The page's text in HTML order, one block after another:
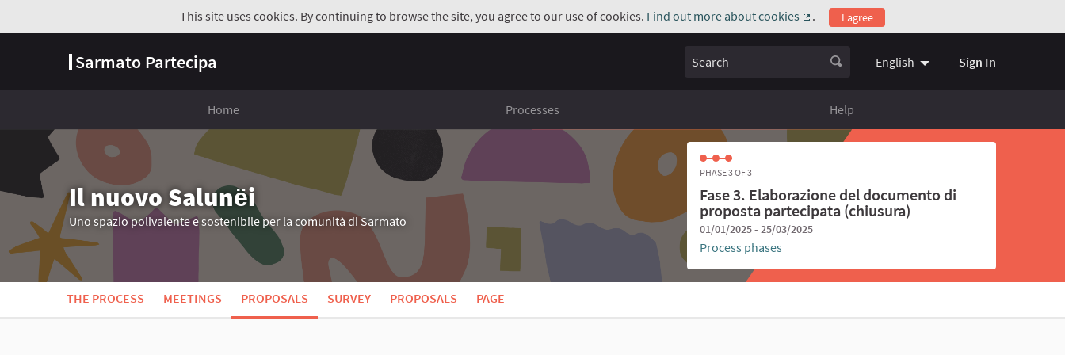
This site uses cookies. By continuing to browse the site, you agree to our use of cookies. Find out more about cookies
(External link)
. I agree
Sarmato Partecipa Search English Choose language
Sign In
Home Processes Help
Il nuovo Salunёi
Uno spazio polivalente e sostenibile per la comunità di Sarmato
PHASE 3 OF 3
Fase 3. Elaborazione del documento di
proposta partecipata (chiusura)
01/01/2025 - 25/03/2025
Process phases
THE PROCESS MEETINGS PROPOSALS SURVEY PROPOSALS PAGE